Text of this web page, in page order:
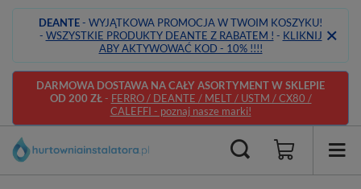
DEANTE- WYJĄTKOWA PROMOCJA W TWOIM KOSZYKU!
- WSZYSTKIE PRODUKTY DEANTE Z RABATEM ! - KLIKNIJ
ABY AKTYWOWAĆ KOD - 10% !!!!
DARMOWA DOSTAWA NA CAŁY ASORTYMENT W SKLEPIE
OD 200 ZŁ- FERRO / DEANTE / MELT / USTM / CX80 /
CALEFFI - poznaj nasze marki!